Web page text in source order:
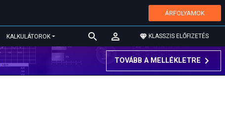
ÁRFOLYAMOK
KALKULÁTOROK KLASSZIS ELŐFIZETÉS
TOVÁBB A MELLÉKLETRE